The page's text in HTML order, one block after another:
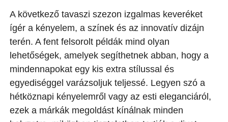
A következő tavaszi szezon izgalmas keveréket
ígér a kényelem, a színek és az innovatív dizájn
terén. A fent felsorolt példák mind olyan
lehetőségek, amelyek segíthetnek abban, hogy a
mindennapokat egy kis extra stílussal és
egyediséggel varázsoljuk teljessé. Legyen szó a
hétköznapi kényelemről vagy az esti eleganciáról,
ezek a márkák megoldást kínálnak minden